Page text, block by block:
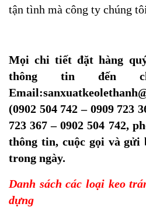
tận tình mà công ty chúng
Mọi chi tiết đặt hàng
thông tin đến
(0902 504 742 – 0909 723
723 367 – 0902 504 742,
thông tin, cuộc gọi và gửi
trong ngày.
Danh sách các loại keo
dựng